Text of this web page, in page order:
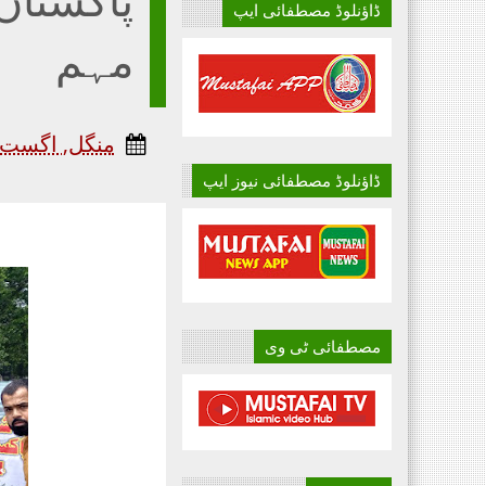
ڈاؤنلوڈ مصطفائی ایپ
ڈاؤنلوڈ مصطفائی نیوز ایپ
مصطفائی ٹی وی
مہم
منگل, اگست 06,